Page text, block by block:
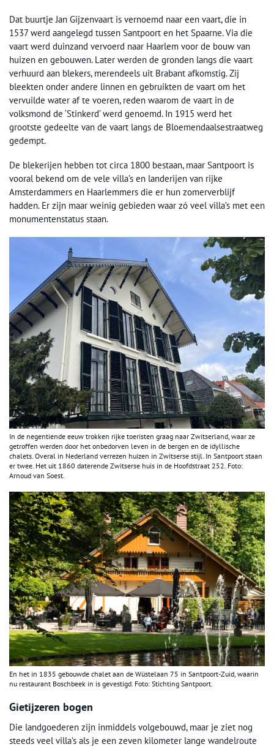
Dat buurtje Jan Gijzenvaart is vernoemd naar een vaart, die in
1537 werd aangelegd tussen Santpoort en het Spaarne. Via die
vaart werd duinzand vervoerd naar Haarlem voor de bouw van
huizen en gebouwen. Later werden de gronden langs die vaart
verhuurd aan blekers, merendeels uit Brabant afkomstig. Zij
bleekten onder andere linnen en gebruikten de vaart om het
vervuilde water af te voeren, reden waarom de vaart in de
volksmond de ‘Stinkerd’ werd genoemd. In 1915 werd het
grootste gedeelte van de vaart langs de Bloemendaalsestraatweg
gedempt.
De blekerijen hebben tot circa 1800 bestaan, maar Santpoort is
vooral bekend om de vele villa’s en landerijen van rijke
Amsterdammers en Haarlemmers die er hun zomerverblijf
hadden. Er zijn maar weinig gebieden waar zó veel villa’s met een
monumentenstatus staan.
In de negentiende eeuw trokken rijke toeristen graag naar Zwitserland, waar ze
getroffen werden door het onbedorven leven in de bergen en de idyllische
chalets. Overal in Nederland verrezen huizen in Zwitserse stijl. In Santpoort staan
er twee. Het uit 1860 daterende Zwitserse huis in de Hoofdstraat 252. Foto:
Arnoud van Soest.
En het in 1835 gebouwde chalet aan de Wüstelaan 75 in Santpoort-Zuid, waarin
nu restaurant Boschbeek in is gevestigd. Foto: Stichting Santpoort.
Gietijzeren bogen
Die landgoederen zijn inmiddels volgebouwd, maar je ziet nog
steeds veel villa’s als je een zeven kilometer lange wandelroute